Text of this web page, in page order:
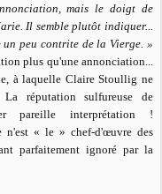
mais le doigt de
Il semble plutôt indiquer...
peu contrite de la Vierge. »
plus qu'une annonciation...
à laquelle Claire Stoullig ne
réputation sulfureuse de
pareille interprétation !
n'est « le » chef-d'œuvre des
parfaitement ignoré par la